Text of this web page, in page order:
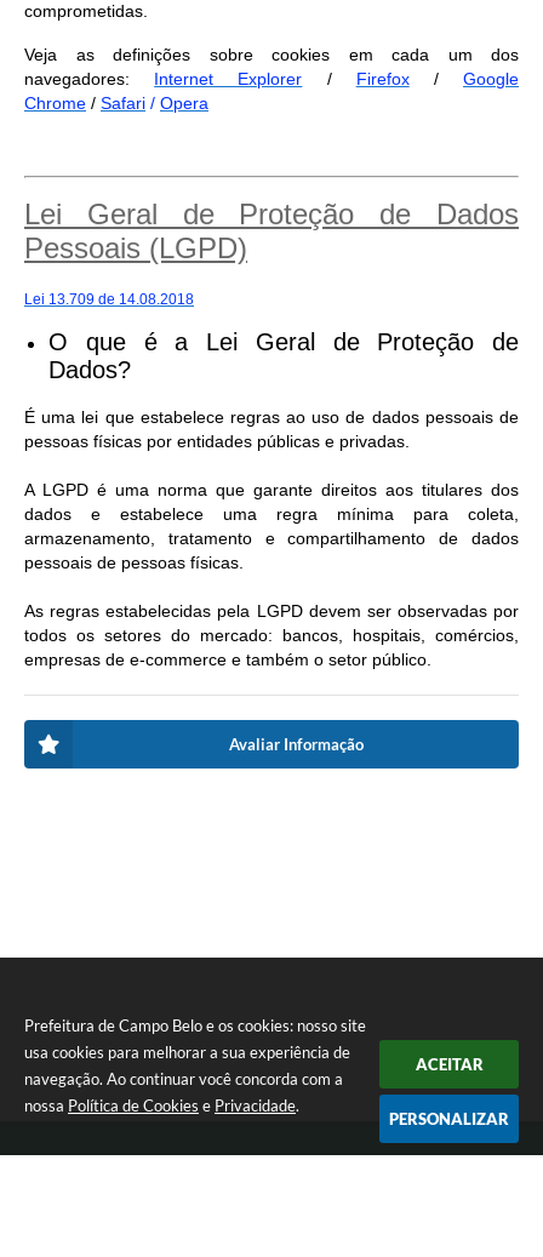
Prefeitura de Campo Belo e os cookies: nosso site
usa cookies para melhorar a sua experiência de
navegação. Ao continuar você concorda com a
nossa Política de Cookies e Privacidade.
ACEITAR
PERSONALIZAR
comprometidas.
Veja as definições sobre cookies em cada um dos
navegadores: Internet Explorer / Firefox/Google
Chrome / Safari / Opera
Lei Geral de Proteção de Dados
Pessoais (LGPD)
Lei 13.709 de 14.08.2018
O que é a Lei Geral de Proteção de
Dados?
É uma lei que estabelece regras ao uso de dados pessoais de
pessoas físicas por entidades públicas e privadas.
A LGPD é uma norma que garante direitos aos titulares dos
dados e estabelece uma regra mínima para coleta,
armazenamento, tratamento e compartilhamento de dados
pessoais de pessoas físicas.
As regras estabelecidas pela LGPD devem ser observadas por
todos os setores do mercado: bancos, hospitais, comércios,
empresas de e-commerce e também o setor público.
Avaliar Informação